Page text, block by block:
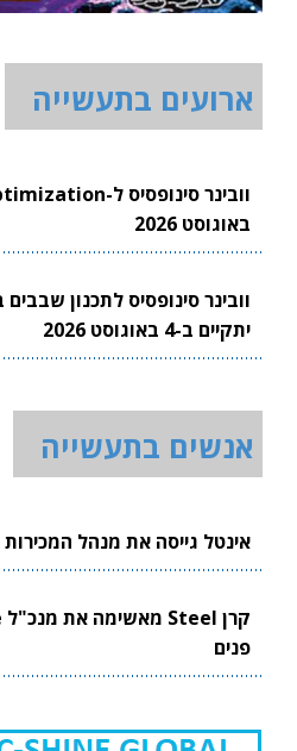
ארועים בתעשייה
באוגוסט 2026
יתקיים ב-4 באוגוסט 2026
אנשים בתעשייה
אינטל גייסה את מנהל
פנים